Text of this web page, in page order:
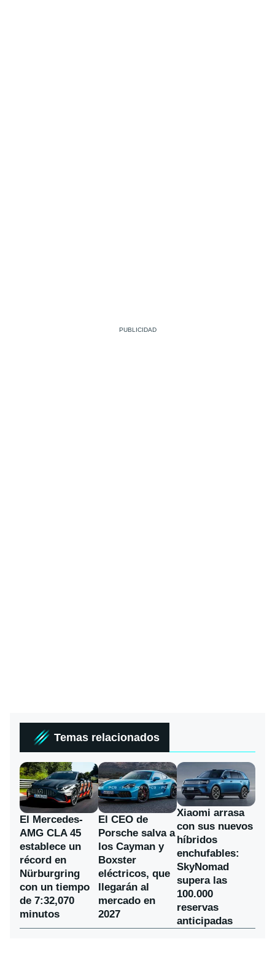
Temas relacionados
El Mercedes-
AMG CLA 45
establece un
récord en
Nürburgring
con un tiempo
de 7:32,070
minutos
El CEO de
Porsche salva a
los Cayman y
Boxster
eléctricos, que
llegarán al
mercado en
2027
Xiaomi arrasa
con sus nuevos
híbridos
enchufables:
SkyNomad
supera las
100.000
reservas
anticipadas